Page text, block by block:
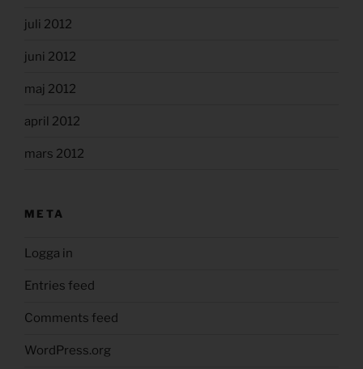
juli 2012
juni 2012
maj 2012
april 2012
mars 2012
META
Logga in
Entries feed
Comments feed
WordPress.org